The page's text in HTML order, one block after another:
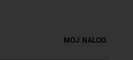
MOJ NALOG